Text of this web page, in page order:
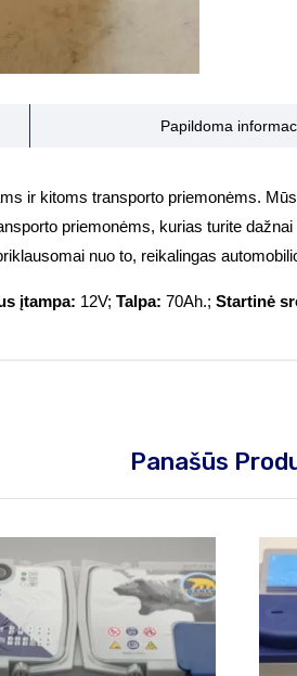
Papildoma
ir kitoms transporto priemonėms.
priemonėms, kurias turite
nuo to, reikalingas
įtampa: 12V; Talpa: 70Ah.; Startinė
Panašūs